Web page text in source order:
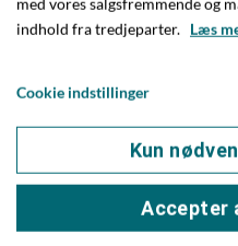
Et setup, man som
smiley.
indhold fra tredjeparter. Læs
Cookie indstillinger
Kun
Accepter